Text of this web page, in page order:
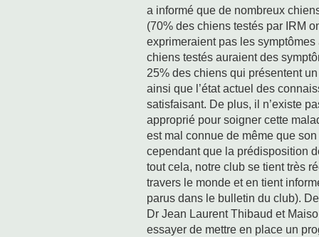
a informé que de nombreux
(70% des chiens testés par IRM
exprimeraient pas les
chiens testés auraient des
25% des chiens qui présentent
ainsi que l’état actuel des
satisfaisant. De plus, il n’existe
approprié pour soigner cette
est mal connue de même que
cependant que la prédisposition
tout cela, notre club se tient très
travers le monde et en tient
parus dans le bulletin du club).
Dr Jean Laurent Thibaud et
essayer de mettre en place un